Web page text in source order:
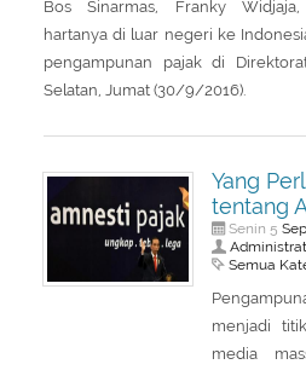
Bos Sinarmas, Franky
hartanya di luar negeri ke
pengampunan pajak di
Selatan, Jumat (30/9/2016).
Yang
tentang
Senin 5 Sep
Semua
menjadi
media